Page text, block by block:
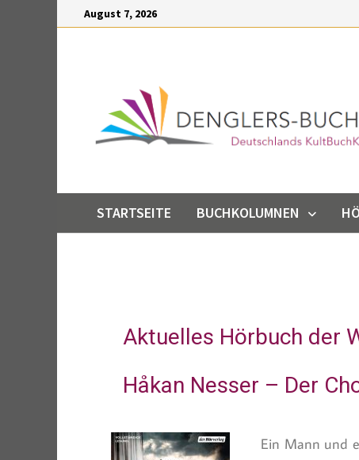
August 7, 2026
STARTSEITE BUCHKOLUMNEN
Aktuelles Hörbuch der
Håkan Nesser – Der
Ein Mann und